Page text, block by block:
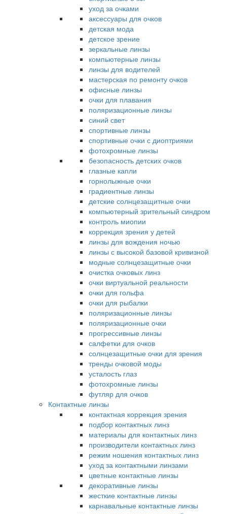
уход за очками
аксессуары для очков
детская мода
детское зрение
зеркальные линзы
компьютерные линзы
линзы для водителей
мастерская по ремонту очков
офисные линзы
очки для плавания
поляризационные линзы
синий свет
спортивные линзы
спортивные очки с диоптриями
фотохромные линзы
безопасность детских очков
глазные капли
горнолыжные очки
градиентные линзы
детские солнцезащитные очки
компьютерный зрительный синдром
контроль миопии
коррекция зрения у детей
линзы для вождения ночью
линзы с высокой базовой кривизной
модные солнцезащитные очки
очистка очковых линз
очки виртуальной реальности
очки для гольфа
очки для рыбалки
поляризационные линзы
поляризационные очки
прогрессивные линзы
салфетки для очков
солнцезащитные очки для зрения
тренды очковой моды
усталость глаз
фотохромные линзы
футляр для очков
Контактные линзы
контактная коррекция зрения
подбор контактных линз
материалы для контактных линз
производители контактных линз
режим ношения контактных линз
уход за контактными линзами
цветные контактные линзы
декоративные линзы
жесткие контактные линзы
карнавальные контактные линзы